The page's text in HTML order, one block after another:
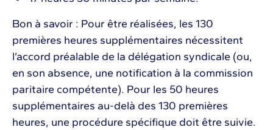
Bon à savoir : Pour être réalisées, les 130
premières heures supplémentaires nécessitent
l’accord préalable de la délégation syndicale (ou,
en son absence, une notification à la commission
paritaire compétente). Pour les 50 heures
supplémentaires au-delà des 130 premières
heures, une procédure spécifique doit être suivie.